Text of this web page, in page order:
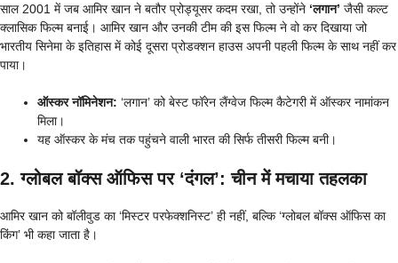
साल 2001 में जब आमिर खान ने बतौर प्रोड्यूसर कदम रखा, तो उन्होंने ‘लगान’ जैसी कल्ट
क्लासिक फिल्म बनाई। आमिर खान और उनकी टीम की इस फिल्म ने वो कर दिखाया जो
भारतीय सिनेमा के इतिहास में कोई दूसरा प्रोडक्शन हाउस अपनी पहली फिल्म के साथ नहीं कर
पाया।
ऑस्कर नॉमिनेशन: ‘लगान’ को बेस्ट फॉरेन लैंग्वेज फिल्म कैटेगरी में ऑस्कर नामांकन
मिला।
यह ऑस्कर के मंच तक पहुंचने वाली भारत की सिर्फ तीसरी फिल्म बनी।
2. ग्लोबल बॉक्स ऑफिस पर ‘दंगल’: चीन में मचाया तहलका
आमिर खान को बॉलीवुड का ‘मिस्टर परफेक्शनिस्ट’ ही नहीं, बल्कि ‘ग्लोबल बॉक्स ऑफिस का
किंग’ भी कहा जाता है।